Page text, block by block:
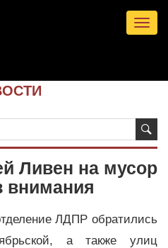
Ливен на мусор
внимания
ЛДПР обратились
а также улиц